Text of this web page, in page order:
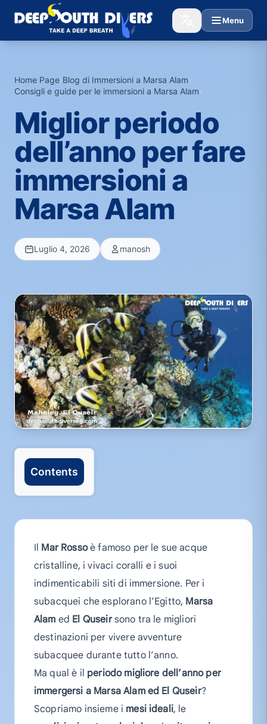
Menu
Home Page›Blog di Immersioni a Marsa Alam›
Consigli e guide per le immersioni a Marsa Alam›
Miglior periodo
dell’anno per fare
immersioni a
Marsa Alam
Luglio 4, 2026 manosh
Contents
Il Mar Rossoè famoso per le sue acque
cristalline, i vivaci coralli e i suoi
indimenticabili siti di immersione. Per i
subacquei che esplorano l’Egitto, Marsa
Alam ed El Quseirsono tra le migliori
destinazioni per vivere avventure
subacquee durante tutto l’anno.
Ma qual è il periodo migliore dell’anno per
immergersi a Marsa Alam ed El Quseir?
Scopriamo insieme i mesi ideali, le